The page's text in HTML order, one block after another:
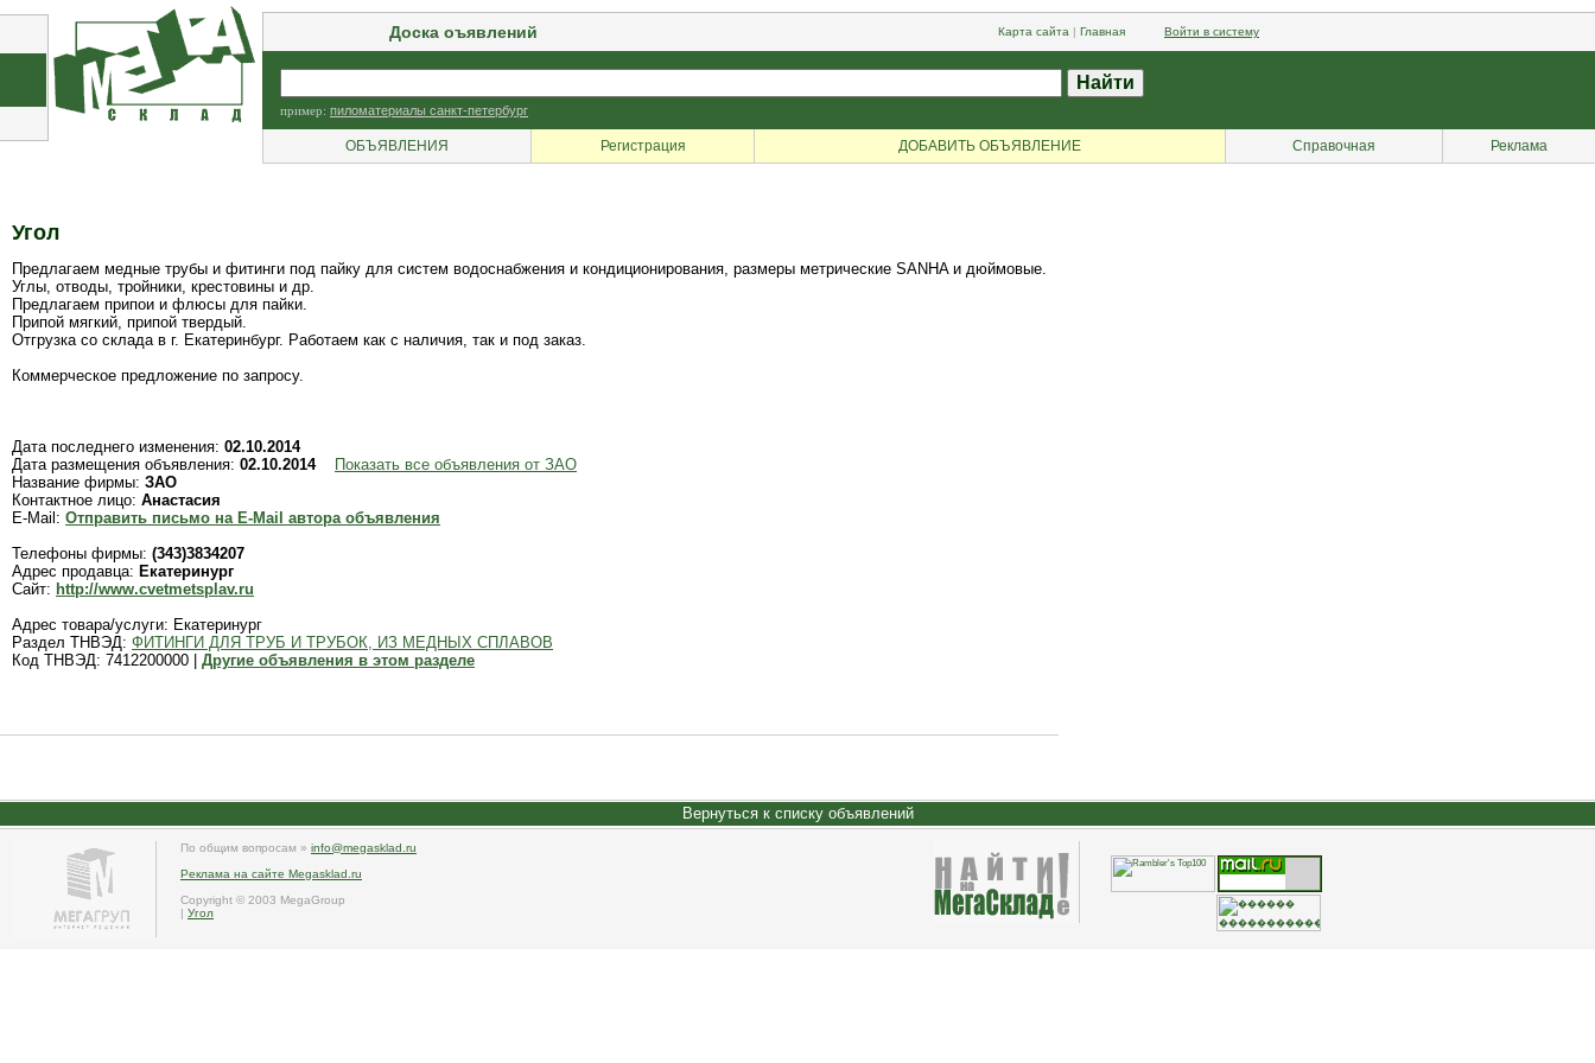
Доска оъявлений Карта сайта | Главная Войти в систему
пример: пиломатериалы санкт-петербург
ОБЪЯВЛЕНИЯ Регистрация ДОБАВИТЬ ОБЪЯВЛЕНИЕ Справочная Реклама
Угол
Предлагаем медные трубы и фитинги под пайку для систем водоснабжения и кондиционирования, размеры метрические SANHA и дюймовые.
Углы, отводы, тройники, крестовины и др.
Предлагаем припои и флюсы для пайки.
Припой мягкий, припой твердый.
Отгрузка со склада в г. Екатеринбург. Работаем как с наличия, так и под заказ.
Коммерческое предложение по запросу.
Дата последнего изменения: 02.10.2014
Дата размещения объявления: 02.10.2014
Показать все объявления от ЗАО
Название фирмы: ЗАО
Контактное лицо: Анастасия
E-Mail: Отправить письмо на E-Mail автора объявления
Телефоны фирмы: (343)3834207
Адрес продавца: Екатеринург
Сайт: http://www.cvetmetsplav.ru
Адрес товара/услуги: Екатеринург
Раздел ТНВЭД: ФИТИНГИ ДЛЯ ТРУБ И ТРУБОК, ИЗ МЕДНЫХ СПЛАВОВ
Код ТНВЭД: 7412200000 | Другие объявления в этом разделе
Вернуться к списку объявлений
По общим вопросам » info@megasklad.ru
Реклама на сайте Megasklad.ru
Copyright © 2003 MegaGroup
| Угол